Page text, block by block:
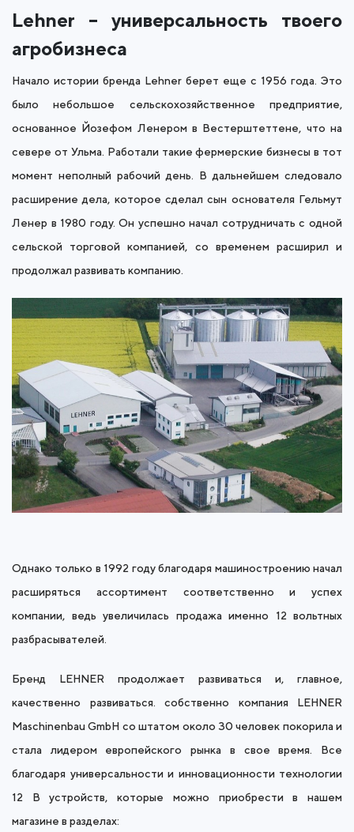
Lehner – универсальность твоего
агробизнеса
Начало истории бренда Lehner берет еще с 1956 года. Это
было небольшое сельскохозяйственное предприятие,
основанное Йозефом Ленером в Вестерштеттене, что на
севере от Ульма. Работали такие фермерские бизнесы в тот
момент неполный рабочий день. В дальнейшем следовало
расширение дела, которое сделал сын основателя Гельмут
Ленер в 1980 году. Он успешно начал сотрудничать с одной
сельской торговой компанией, со временем расширил и
продолжал развивать компанию.
Однако только в 1992 году благодаря машиностроению начал
расширяться ассортимент соответственно и успех
компании, ведь увеличилась продажа именно 12 вольтных
разбрасывателей.
Бренд LEHNER продолжает развиваться и, главное,
качественно развиваться. собственно компания LEHNER
Maschinenbau GmbH со штатом около 30 человек покорила и
стала лидером европейского рынка в свое время. Все
благодаря универсальности и инновационности технологии
12 В устройств, которые можно приобрести в нашем
магазине в разделах: